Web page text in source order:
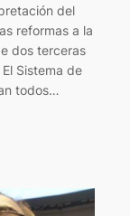
del
reformas a la
dos terceras
Sistema de
todos…